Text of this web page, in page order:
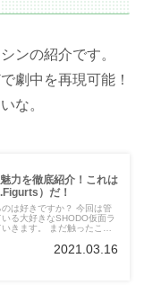
ンの紹介です。
劇中を再現可能！
な。
力を徹底紹介！これは
）だ！
は好きですか？ 今回は管
る大好きなSHODO仮面ラ
きます。 まだ触ったこと
取ってみてください。 食玩
2021.03.16